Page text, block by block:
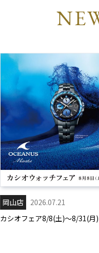
岡山店
2026.07.21
カシオフェア8/8(土)～8/31(月)